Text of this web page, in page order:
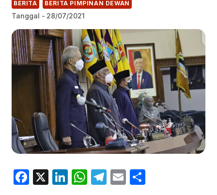
BERITA BERITA PIMPINAN DEWAN
Tanggal - 28/07/2021
F
X
Li W T
E